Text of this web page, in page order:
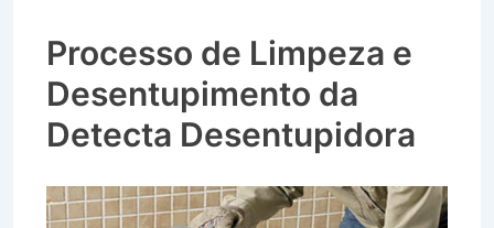
Processo de Limpeza e
Desentupimento da
Detecta Desentupidora